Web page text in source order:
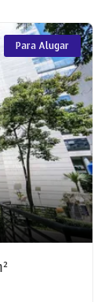
Para Alugar